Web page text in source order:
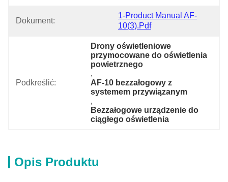
Dokument:
1-Product Manual AF-
10(3).pdf
Podkreślić:
Drony oświetleniowe
przymocowane do oświetlenia
powietrznego
,
AF-10 bezzałogowy z
systemem przywiązanym
,
Bezzałogowe urządzenie do
ciągłego oświetlenia
Opis Produktu